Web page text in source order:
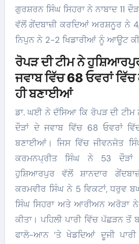
ਗੁਰਸ਼ਰਨ ਸਿੰਘ ਸਿਹਰਾ ਨੇ ਨਾਬਾਦ 11
ਵੱਲੋਂ ਗੇਂਦਬਾਜ਼ੀ ਕਰਦਿਆਂ ਅਰਸ਼ਨੂਰ ਨੇ
ਨਿਪੁਨ ਨੇ 2-2 ਖਿਡਾਰੀਆਂ ਨੂੰ ਆਊਟ
ਰੋਪੜ ਦੀ ਟੀਮ ਨੇ
ਜਵਾਬ ਵਿੱਚ 68 ਓਵਰਾਂ
ਹੀ ਬਣਾਈਆਂ
ਡਾ. ਘਈ ਨੇ ਦੱਸਿਆ ਕਿ ਰੋਪੜ ਦੀ
ਦੌੜਾਂ ਦੇ ਜਵਾਬ ਵਿੱਚ 68 ਓਵਰਾਂ
ਬਣਾਈਆਂ। ਜਿਸ ਵਿੱਚ ਜੀਵਨਜੋਤ
ਕਰਮਨਪ੍ਰੀਤ ਸਿੰਘ ਨੇ 53 ਦੌੜਾਂ
ਹੁਸ਼ਿਆਰਪੁਰ ਵੱਲੋਂ ਸ਼ਾਨਦਾਰ
ਕਰਮਵੀਰ ਸਿੰਘ ਨੇ 5 ਵਿਕਟਾਂ, ਧਰੁਵ
ਸਿੰਘ ਸਿਹਰਾ ਅਤੇ ਆਰੀਅਨ ਅਰੋੜਾ ਨੇ
ਕੀਤਾ। ਪਹਿਲੀ ਪਾਰੀ ਵਿੱਚ ਪੱਛੜਨ
ਫਾਲੋ-ਆਨ ‘ਤੇ ਖੇਡਦਿਆਂ ਦੂਜੀ ਪਾਰੀ